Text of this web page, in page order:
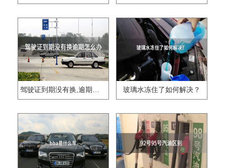
驾驶证到期没有换,逾期怎么办?? 玻璃水冻住了如何解决？